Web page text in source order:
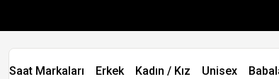
Saat Markaları Erkek Kadın / Kız Unisex